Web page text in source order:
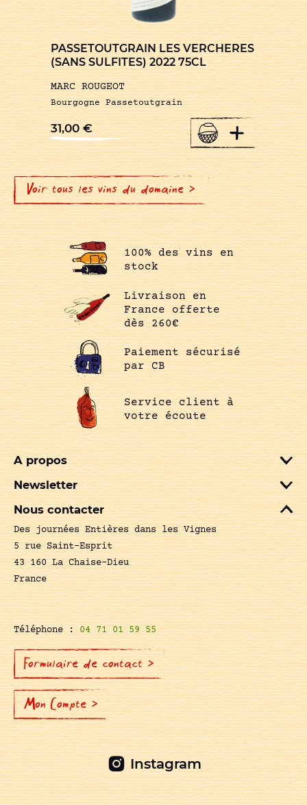
PASSETOUTGRAIN LES VERCHERES
(SANS SULFITES) 2022 75CL
MARC ROUGEOT
Bourgogne Passetoutgrain
31,00€ +
Voir tous les vins du domaine >
100% des vins en
stock
Livraison en
France offerte
dès 260€
Paiement sécurisé
par CB
Service client à
votre écoute
A propos
Newsletter
Nous contacter
Des journées Entières dans les Vignes
5 rue Saint-Esprit
43 160 La Chaise-Dieu
France
Téléphone :04 71 01 59 55
Formulaire de contact >
Mon Compte >
Instagram